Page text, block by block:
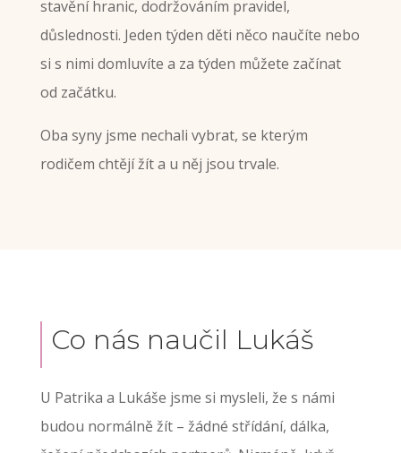
stavění hranic, dodržováním pravidel,
důslednosti. Jeden týden děti něco naučíte nebo
si s nimi domluvíte a za týden můžete začínat
od začátku.
Oba syny jsme nechali vybrat, se kterým
rodičem chtějí žít a u něj jsou trvale.
Co nás naučil Lukáš
U Patrika a Lukáše jsme si mysleli, že s námi
budou normálně žít – žádné střídání, dálka,